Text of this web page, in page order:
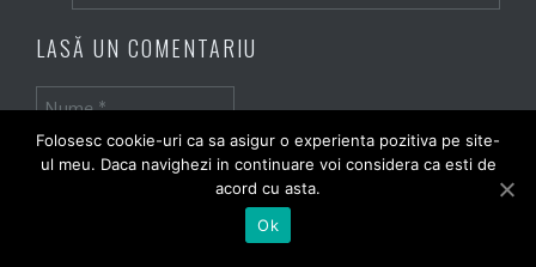
LASĂ UN COMENTARIU
Folosesc cookie-uri ca sa asigur o experienta pozitiva pe site-
ul meu. Daca navighezi in continuare voi considera ca esti de
acord cu asta.
Ok